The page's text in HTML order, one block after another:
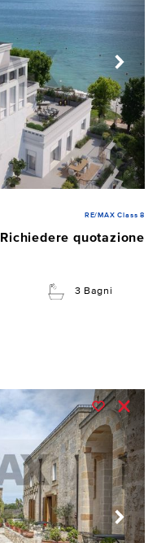
RE/MAX Class 8
Richiedere quotazione
3 Bagni